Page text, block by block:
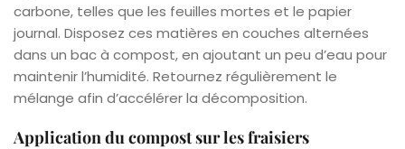
carbone, telles que les feuilles mortes et le papier
journal. Disposez ces matières en couches alternées
dans un bac à compost, en ajoutant un peu d’eau pour
maintenir l’humidité. Retournez régulièrement le
mélange afin d’accélérer la décomposition.
Application du compost sur les fraisiers